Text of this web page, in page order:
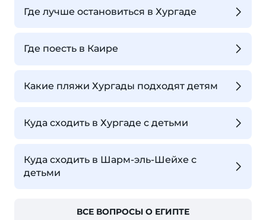
Где лучше остановиться в Хургаде
Где поесть в Каире
Какие пляжи Хургады подходят детям
Куда сходить в Хургаде с детьми
Куда сходить в Шарм-эль-Шейхе с
детьми
ВСЕ ВОПРОСЫ О ЕГИПТЕ